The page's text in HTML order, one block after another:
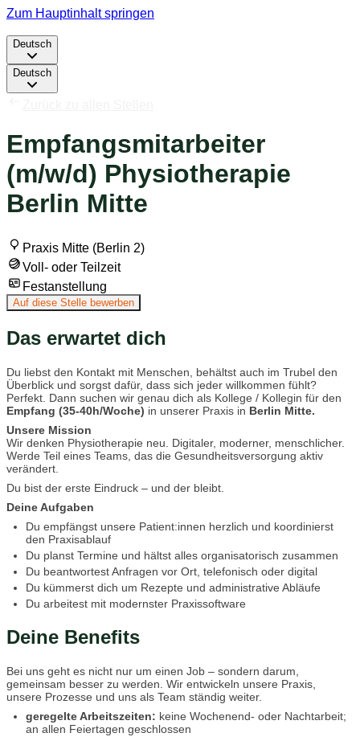
Zum Hauptinhalt springen
Deutsch
Deutsch
Empfangsmitarbeiter
(m/w/d) Physiotherapie
Berlin Mitte
Praxis Mitte (Berlin 2)
Voll- oder Teilzeit
Festanstellung
Auf diese Stelle bewerben
Das erwartet dich
Du liebst den Kontakt mit Menschen, behältst auch im Trubel den
Überblick und sorgst dafür, dass sich jeder willkommen fühlt?
Perfekt. Dann suchen wir genau dich als Kollege / Kollegin für den
Empfang (35-40h/Woche) in unserer Praxis in Berlin Mitte.
Unsere Mission
Wir denken Physiotherapie neu. Digitaler, moderner, menschlicher.
Werde Teil eines Teams, das die Gesundheitsversorgung aktiv
verändert.
Du bist der erste Eindruck – und der bleibt.
Deine Aufgaben
Du empfängst unsere Patient:innen herzlich und koordinierst
den Praxisablauf
Du planst Termine und hältst alles organisatorisch zusammen
Du beantwortest Anfragen vor Ort, telefonisch oder digital
Du kümmerst dich um Rezepte und administrative Abläufe
Du arbeitest mit modernster Praxissoftware
Deine Benefits
Bei uns geht es nicht nur um einen Job – sondern darum,
gemeinsam besser zu werden. Wir entwickeln unsere Praxis,
unsere Prozesse und uns als Team ständig weiter.
geregelte Arbeitszeiten: keine Wochenend- oder Nachtarbeit;
an allen Feiertagen geschlossen